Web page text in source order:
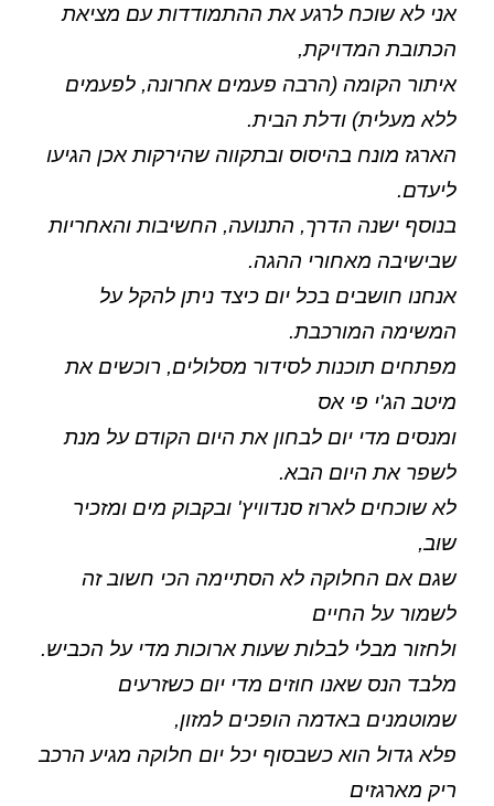
אני לא שוכח לרגע את ההתמודדות עם מציאת
הכתובת המדויקת,
איתור הקומה (הרבה פעמים אחרונה, לפעמים
ללא מעלית) ודלת הבית.
הארגז מונח בהיסוס ובתקווה שהירקות אכן הגיעו
ליעדם.
בנוסף ישנה הדרך, התנועה, החשיבות והאחריות
שבישיבה מאחורי ההגה.
אנחנו חושבים בכל יום כיצד ניתן להקל על
המשימה המורכבת.
מפתחים תוכנות לסידור מסלולים, רוכשים את
מיטב הג'י פי אס
ומנסים מדי יום לבחון את היום הקודם על מנת
לשפר את היום הבא.
לא שוכחים לארוז סנדוויץ' ובקבוק מים ומזכיר
שוב,
שגם אם החלוקה לא הסתיימה הכי חשוב זה
לשמור על החיים
ולחזור מבלי לבלות שעות ארוכות מדי על הכביש.
מלבד הנס שאנו חוזים מדי יום כשזרעים
שמוטמנים באדמה הופכים למזון,
פלא גדול הוא כשבסוף יכל יום חלוקה מגיע הרכב
ריק מארגזים